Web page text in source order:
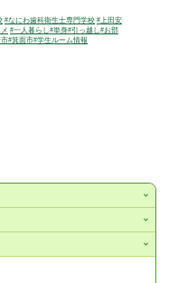
#なにわ歯科衛生士専門学校 #上田安
#一人暮らし #単身#引っ越し #お部
市#箕面市#学生ルーム情報